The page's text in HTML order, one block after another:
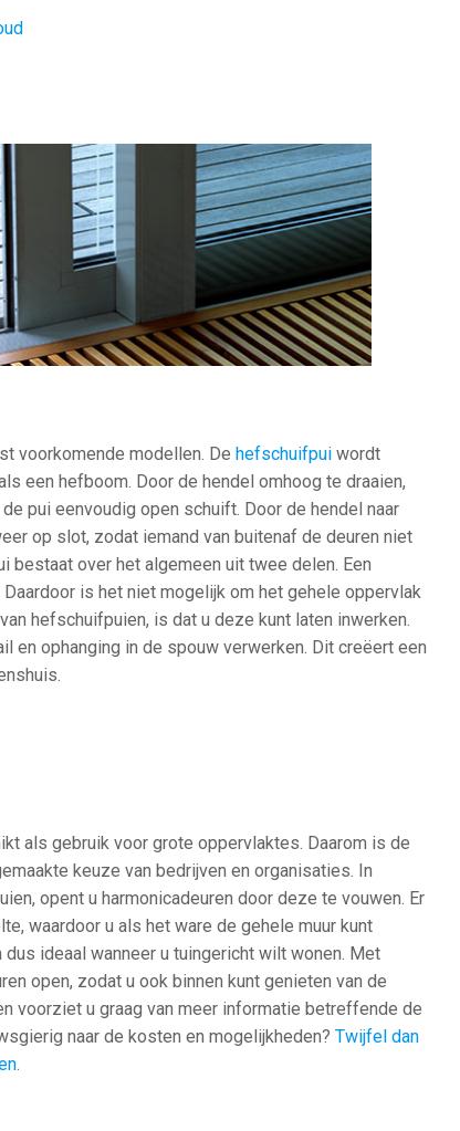
voorkomende modellen. De hefschuifpuiwordt
een hefboom. Door de hendel omhoog te draaien,
pui eenvoudig open schuift. Door de hendel naar
op slot, zodat iemand van buitenaf de deuren niet
bestaat over het algemeen uit twee delen. Een
is het niet mogelijk om het gehele oppervlak
hefschuifpuien, is dat u deze kunt laten inwerken.
en ophanging in de spouw verwerken. Dit creëert een
als gebruik voor grote oppervlaktes. Daarom is de
keuze van bedrijven en organisaties. In
opent u harmonicadeuren door deze te vouwen. Er
waardoor u als het ware de gehele muur kunt
ideaal wanneer u tuingericht wilt wonen. Met
open, zodat u ook binnen kunt genieten van de
voorziet u graag van meer informatie betreffende de
naar de kosten en mogelijkheden? Twijfel dan
.